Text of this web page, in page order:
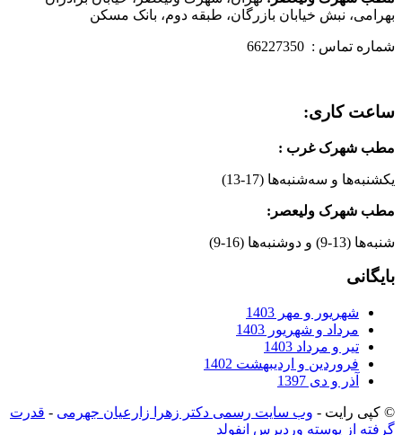
بهرامی، نبش خیابان بازرگان، طبقه دوم، بانک مسکن
شماره تماس : 66227350
ساعت کاری:
مطب شهرک غرب :
یکشنبه‌ها و سه‌شنبه‌ها (17-13)
مطب شهرک ولیعصر:
شنبه‌ها (13-9) و دوشنبه‌ها (16-9)
بایگانی
شهریور و مهر 1403
مرداد و شهریور 1403
تیر و مرداد 1403
فروردین و اردیبهشت 1402
آذر و دی 1397
© کپی رایت - وب سایت رسمی دکتر زهرا زارعیان جهرمی - قدرت
گرفته از پوسته وردپرس انفولد